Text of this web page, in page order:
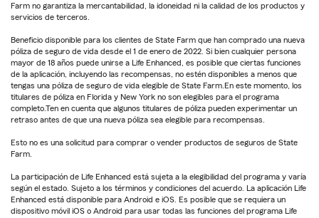
Farm no garantiza la mercantabilidad, la idoneidad ni la calidad de los productos y
servicios de terceros.
Beneficio disponible para los clientes de State Farm que han comprado una nueva
póliza de seguro de vida desde el 1 de enero de 2022. Si bien cualquier persona
mayor de 18 años puede unirse a Life Enhanced, es posible que ciertas funciones
de la aplicación, incluyendo las recompensas, no estén disponibles a menos que
tengas una póliza de seguro de vida elegible de State Farm.En este momento, los
titulares de póliza en Florida y New York no son elegibles para el programa
completo.Ten en cuenta que algunos titulares de póliza pueden experimentar un
retraso antes de que una nueva póliza sea elegible para recompensas.
Esto no es una solicitud para comprar o vender productos de seguros de State
Farm.
La participación de Life Enhanced está sujeta a la elegibilidad del programa y varía
según el estado. Sujeto a los términos y condiciones del acuerdo. La aplicación Life
Enhanced está disponible para Android e iOS. Es posible que se requiera un
dispositivo móvil iOS o Android para usar todas las funciones del programa Life